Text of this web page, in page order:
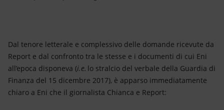
Dal tenore letterale e complessivo delle domande ricevute da
Report e dal confronto tra le stesse e i documenti di cui Eni
all’epoca disponeva (i.e. lo stralcio del verbale della Guardia di
Finanza del 15 dicembre 2017), è apparso immediatamente
chiaro a Eni che il giornalista Chianca e Report: